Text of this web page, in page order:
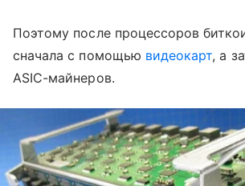
Поэтому после процессоров
сначала с помощью видеокарт, а
ASIC-майнеров.